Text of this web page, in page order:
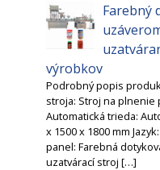
Farebný
výrobkov
Podrobný popis
stroja: Stroj na plnenie
Automatická trieda:
x 1500 x 1800 mm
panel: Farebná
uzatvárací stroj […]